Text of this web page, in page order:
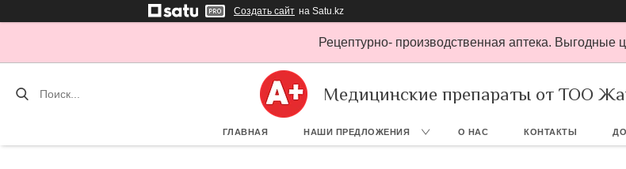
Создать сайт на Satu.kz
Рецептурно- производственная аптека. Выгодные
Медицинские препараты от ТОО
ГЛАВНАЯ НАШИ ПРЕДЛОЖЕНИЯ О НАС КОНТАКТЫ